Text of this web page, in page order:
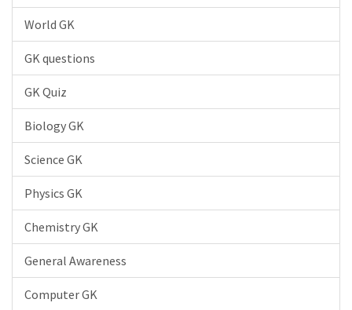
World GK
GK questions
GK Quiz
Biology GK
Science GK
Physics GK
Chemistry GK
General Awareness
Computer GK